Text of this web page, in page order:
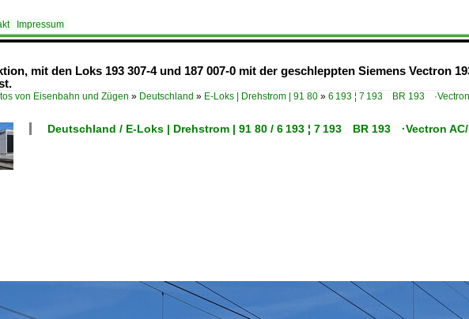
Impressum
mit den Loks 193 307-4 und 187 007-0 mit der geschleppten Siemens Vectron
von Eisenbahn und Zügen » Deutschland » E-Loks | Drehstrom | 91 80 » 6 193 ¦ 7 193 BR 193
Deutschland / E-Loks | Drehstrom | 91 80 / 6 193 ¦ 7 193 BR 193 ·Vectron